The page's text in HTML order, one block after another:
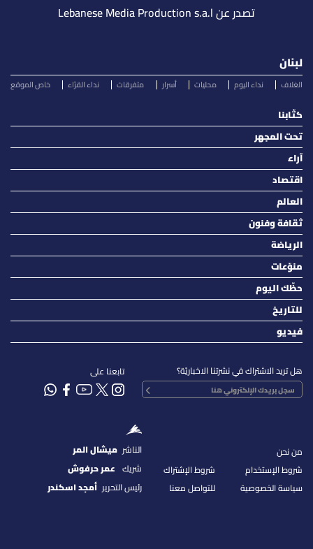
تصدر عن Lebanese Media Production s.a.l
لبنان
الغلاف نداء اليوم محليات أسرار متفرقات نداء القرّاء خاص الموقع
كتّابنا
تحت المجهر
آراء
اقتصاد
العالم
ثقافة وفنون
الرياضة
منوّعات
حظّك اليوم
للتاريخ
فيديو
هل تريد الاشتراك في نشرتنا الاخباريّة؟ تابعنا على
من نحن
شروط الإستخدام
سياسة الخصوصية
شروط الإشتراك
للتواصل معنا
الناشر ميشال المر
شريك عمر حرفوش
رئيس التحرير أمجد اسكندر